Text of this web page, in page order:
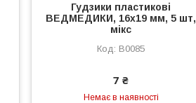
Гудзики пластикові
ВЕДМЕДИКИ, 16х19 мм, 5 шт,
мікс
B0085
7 ₴
Немає в наявності